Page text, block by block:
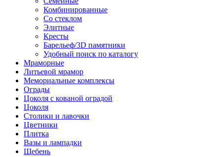
Комбинированные
Со стеклом
Элитные
Кресты
Барельеф/3D памятники
Удобный поиск по каталогу
Мраморные
Литьевой мрамор
Мемориальные комплексы
Ограды
Цоколя с кованой оградой
Цоколя
Столики и лавочки
Цветники
Плитка
Вазы и лампадки
Щебень